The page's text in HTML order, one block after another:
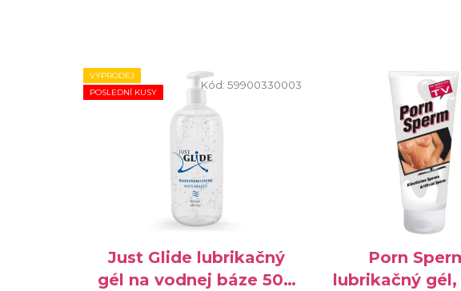
VÝPRODEJ
POSLEDNÍ KUSY
Just Glide lubrikačný
gél na vodnej báze 500
Kód: 59900330003
Porn
lubrikačný gél,